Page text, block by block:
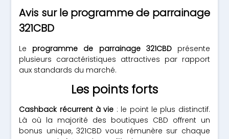
Avis sur le programme de parrainage
321CBD
Le programme de parrainage 321CBDprésente
plusieurs caractéristiques attractives par rapport
aux standards du marché.
Les points forts
Cashback récurrent à vie : le point le plus distinctif.
Là où la majorité des boutiques CBD offrent un
bonus unique, 321CBD vous rémunère sur chaque